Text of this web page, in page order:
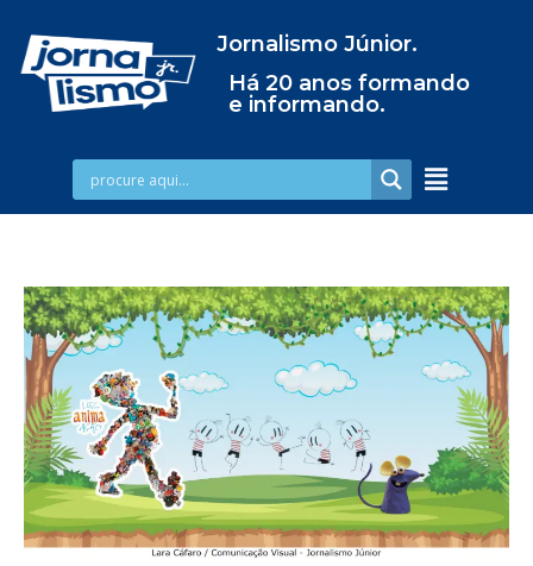
Jornalismo Júnior.
Há 20 anos formando
e informando.